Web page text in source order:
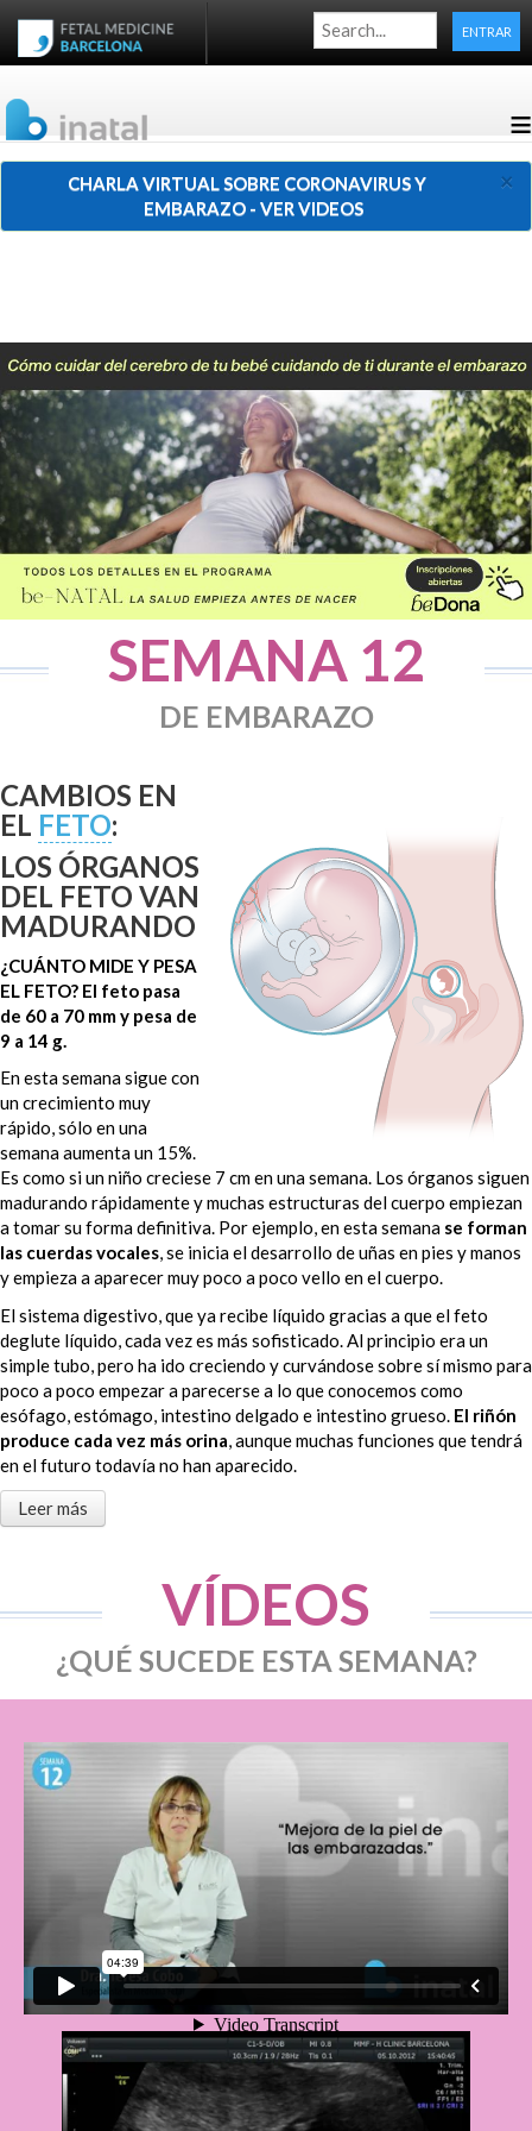
≡
ENTRAR
×
CHARLA VIRTUAL SOBRE CORONAVIRUS Y
EMBARAZO - VER VIDEOS
SEMANA 12
DE EMBARAZO
CAMBIOS EN
EL FETO:
LOS ÓRGANOS
DEL FETO VAN
MADURANDO
¿CUÁNTO MIDE Y PESA
EL FETO? El feto pasa
de 60 a 70 mm y pesa de
9 a 14 g.
En esta semana sigue con
un crecimiento muy
rápido, sólo en una
semana aumenta un 15%.
Es como si un niño creciese 7 cm en una semana. Los órganos siguen
madurando rápidamente y muchas estructuras del cuerpo empiezan
a tomar su forma definitiva. Por ejemplo, en esta semana se forman
las cuerdas vocales, se inicia el desarrollo de uñas en pies y manos
y empieza a aparecer muy poco a poco vello en el cuerpo.
El sistema digestivo, que ya recibe líquido gracias a que el feto
deglute líquido, cada vez es más sofisticado. Al principio era un
simple tubo, pero ha ido creciendo y curvándose sobre sí mismo para
poco a poco empezar a parecerse a lo que conocemos como
esófago, estómago, intestino delgado e intestino grueso. El riñón
produce cada vez más orina, aunque muchas funciones que tendrá
en el futuro todavía no han aparecido.
Leer más
VÍDEOS
¿QUÉ SUCEDE ESTA SEMANA?